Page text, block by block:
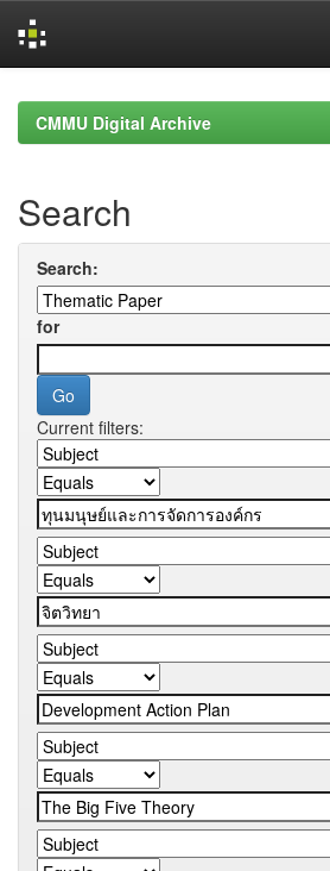
navigationCMMU Digital Archive
Search
Search:
for
Current filters: